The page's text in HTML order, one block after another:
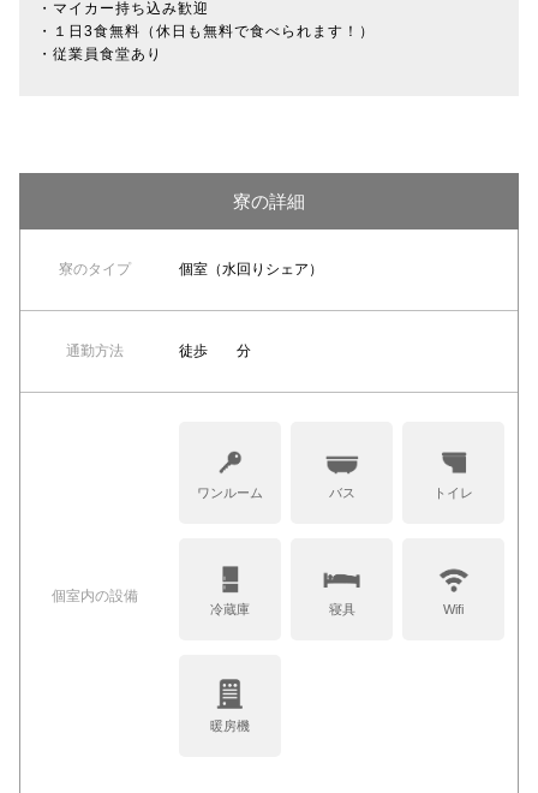
・マイカー持ち込み歓迎
・１日3食無料（休日も無料で食べられます！）
・従業員食堂あり
寮の詳細
寮のタイプ 個室（水回りシェア）
通勤方法 徒歩 分
個室内の設備
ワンルーム バス トイレ
冷蔵庫 寝具 Wifi
暖房機